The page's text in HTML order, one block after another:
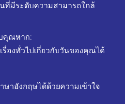
ที่มีระดับความสามารถใกล้
คุณหาก:
องทั่วไปเกี่ยวกับวันของคุณได้
าอังกฤษได้ด้วยความเข้าใจ